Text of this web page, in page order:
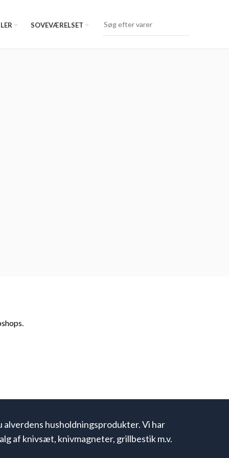
SOVEVÆRELSET
husholdningsprodukter. Vi har
af knivsæt, knivmagneter, grillbestik m.v.